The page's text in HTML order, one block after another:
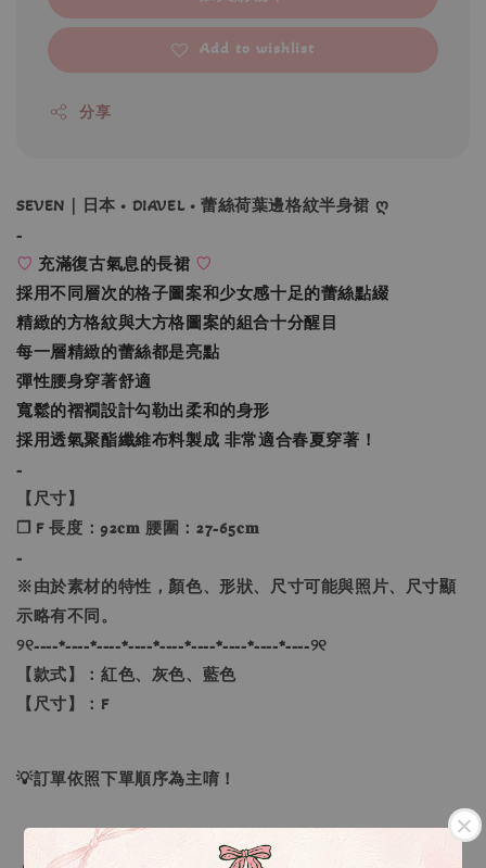
Add to wishlist
分享
SEVEN｜日本 • DIAVEL • 蕾絲荷葉邊格紋半身裙 ღ
-
♡ 充滿復古氣息的長裙 ♡
採用不同層次的格子圖案和少女感十足的蕾絲點綴
精緻的方格紋與大方格圖案的組合十分醒目
每一層精緻的蕾絲都是亮點
彈性腰身穿著舒適
寬鬆的褶襉設計勾勒出柔和的身形
採用透氣聚酯纖維布料製成 非常適合春夏穿著！
-
【尺寸】
❐ F 長度：92𝐜𝐦 腰圍：27-65𝐜𝐦
-
※由於素材的特性，顏色、形狀、尺寸可能與照片、尺寸顯
示略有不同。
୨୧----*----*----*----*----*----*----*----*----୨୧
【款式】：紅色、灰色、藍色
【尺寸】：F
💡訂單依照下單順序為主唷！